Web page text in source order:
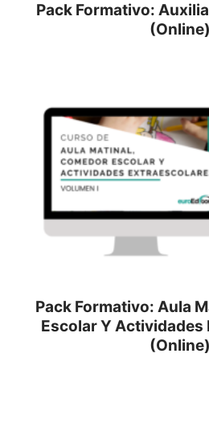
Pack Formativo:
(Online)
Pack Formativo: Aula
Escolar Y
(Online)